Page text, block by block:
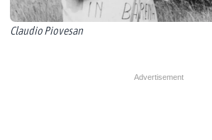
Claudio Piovesan